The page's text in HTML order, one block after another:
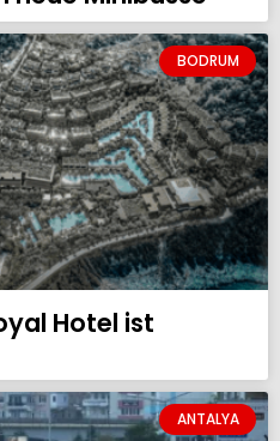
BODRUM
Hotel ist
ANTALYA